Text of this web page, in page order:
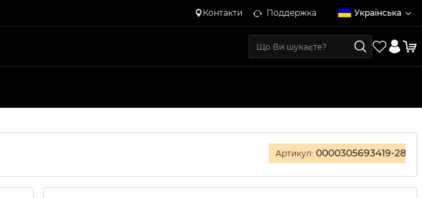
Контакти Поддержка Українська
Артикул: 0000305693419-28